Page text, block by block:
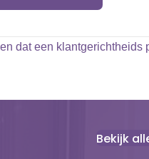
dat een klantgerichtheids
Bekijk